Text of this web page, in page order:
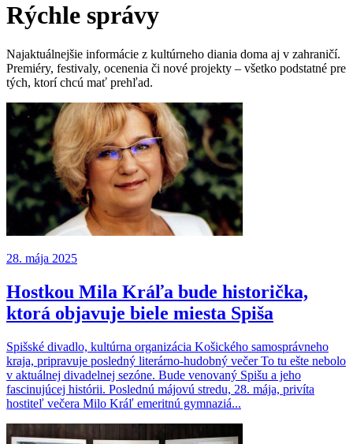
Rýchle správy
Najaktuálnejšie informácie z kultúrneho diania doma aj v zahraničí.
Premiéry, festivaly, ocenenia či nové projekty – všetko podstatné pre
tých, ktorí chcú mať prehľad.
28. mája 2025
Hostkou Mila Kráľa bude historička,
ktorá objavuje biele miesta Spiša
Spišské divadlo, kultúrna organizácia Košického samosprávneho
kraja, pripravuje posledný literárno-hudobný večer To tu ešte nebolo
v aktuálnej divadelnej sezóne. Bude venovaný Spišu a jeho
fascinujúcej histórii. Poslednú májovú stredu, 28. mája, privíta
hostiteľ večera Milo Kráľ emeritnú gymnaziá...